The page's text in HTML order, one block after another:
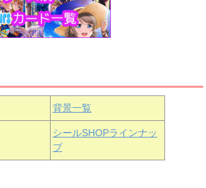
浦の星女学院1年生
黒澤ルビィ
浦の星女学院3年生
虹ヶ咲学園1年生
天王寺璃奈背景一覧
シールSHOPラインナッ
プ